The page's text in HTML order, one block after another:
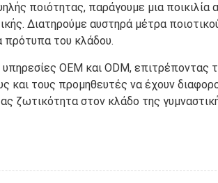
ποιότητας, παράγουμε μια
Διατηρούμε αυστηρά μέτρα
πρότυπα του κλάδου.
OEM και ODM,
και τους προμηθευτές να έχουν
ζωτικότητα στον κλάδο της